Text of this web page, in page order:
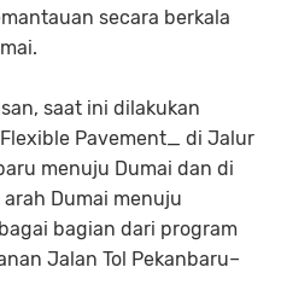
secara berkala
saat ini dilakukan
Pavement_ di Jalur
menuju Dumai dan di
Dumai menuju
bagian dari program
Jalan Tol Pekanbaru–